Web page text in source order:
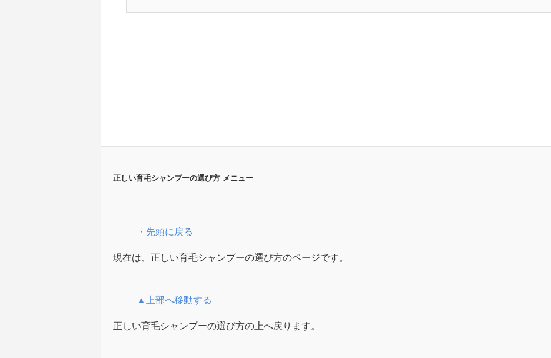
正しい育毛シャンプーの選び方 メニュー
・先頭に戻る
現在は、正しい育毛シャンプーの選び方のページです。
▲上部へ移動する
正しい育毛シャンプーの選び方の上へ戻ります。